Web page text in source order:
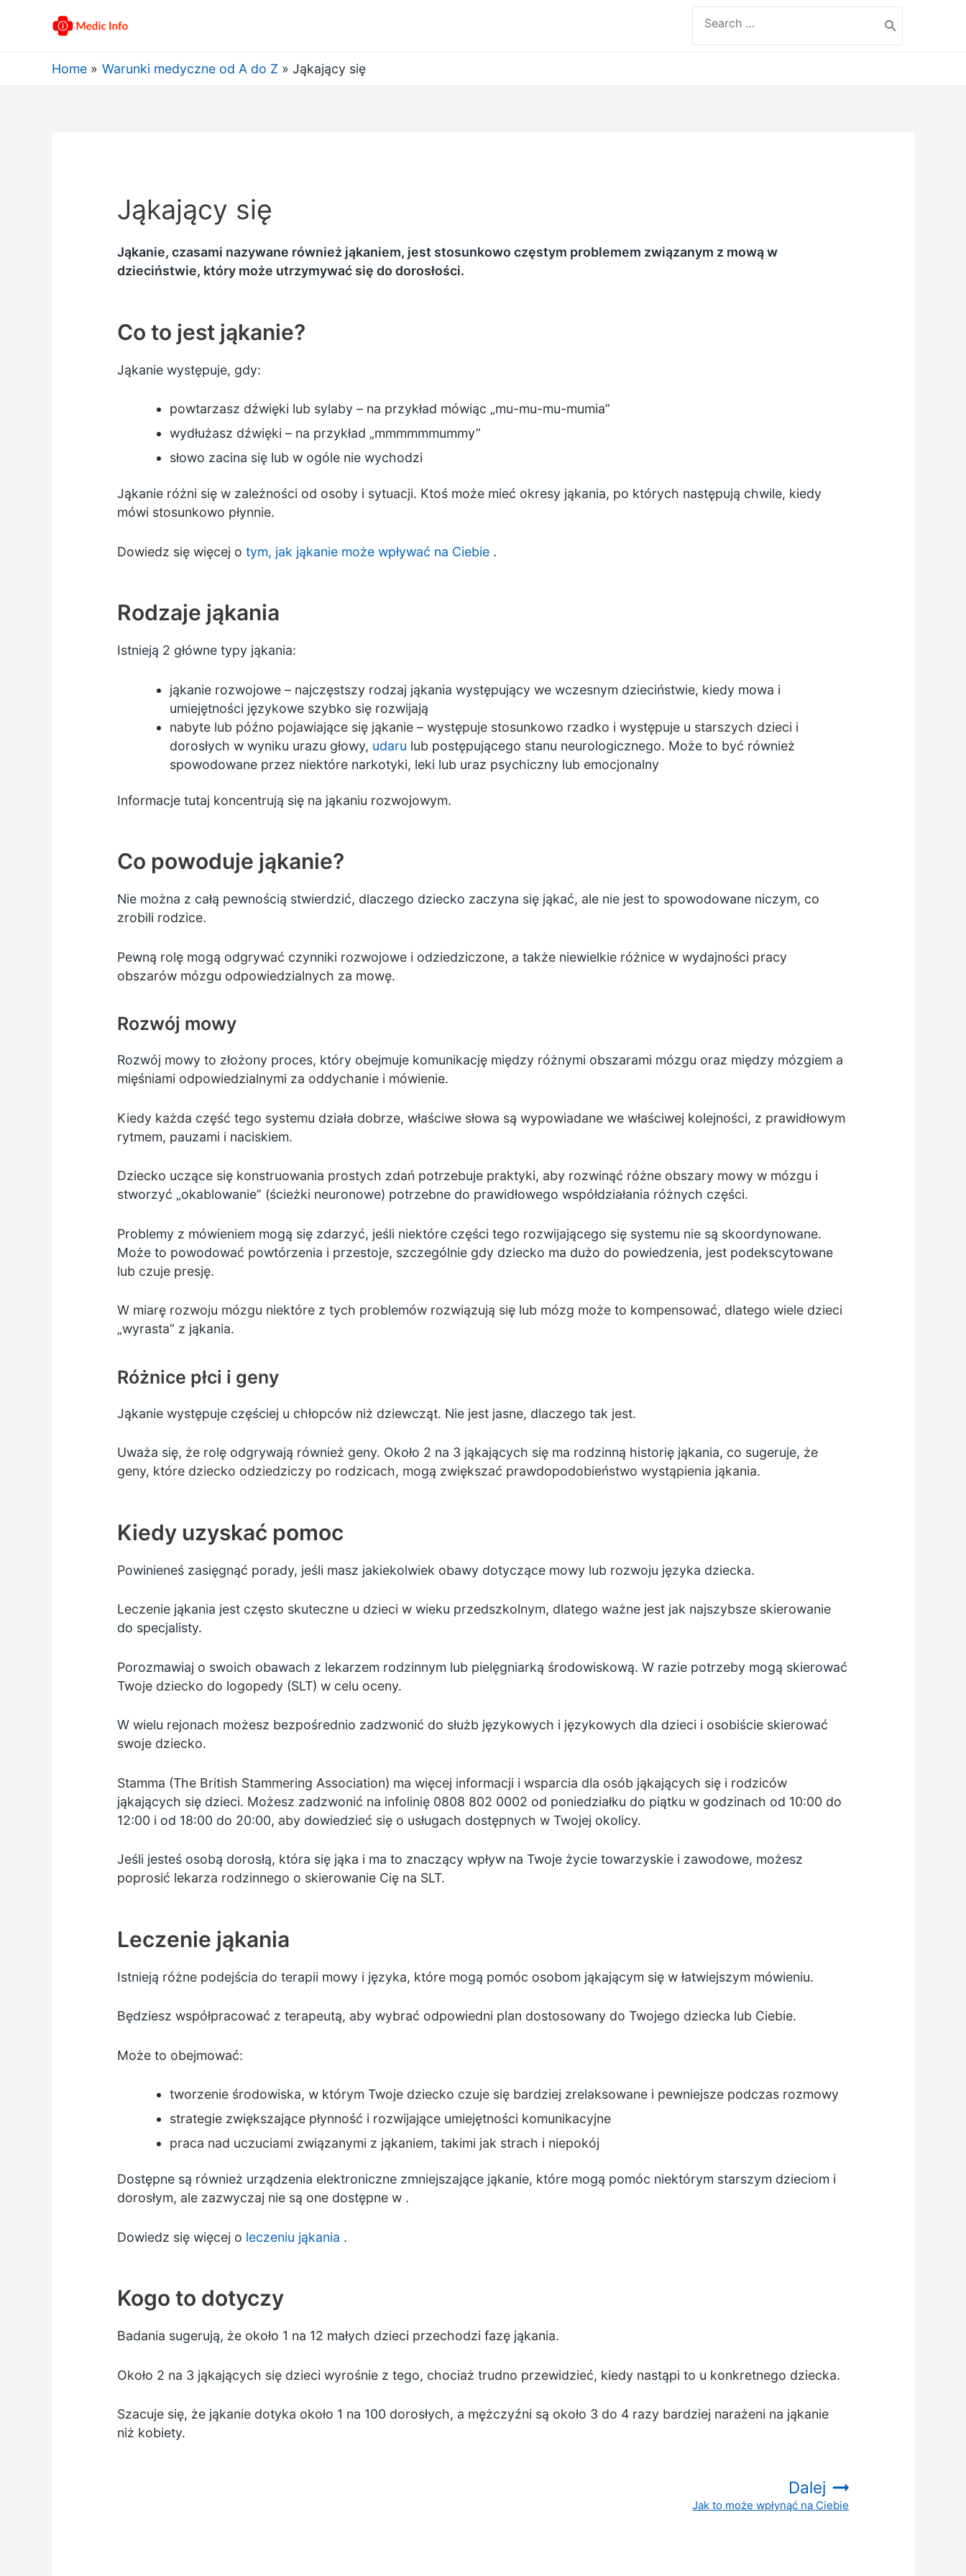
for:
Home Warunki medyczne od A do Z Jąkający się
Jąkający się
Jąkanie, czasami nazywane również jąkaniem, jest stosunkowo częstym problemem związanym z mową w
dzieciństwie, który może utrzymywać się do dorosłości.
Co to jest jąkanie?
Jąkanie występuje, gdy:
powtarzasz dźwięki lub sylaby – na przykład mówiąc „mu-mu-mu-mumia”
wydłużasz dźwięki – na przykład „mmmmmmummy”
słowo zacina się lub w ogóle nie wychodzi
Jąkanie różni się w zależności od osoby i sytuacji. Ktoś może mieć okresy jąkania, po których następują chwile, kiedy
mówi stosunkowo płynnie.
Dowiedz się więcej o tym, jak jąkanie może wpływać na Ciebie.
Rodzaje jąkania
Istnieją 2 główne typy jąkania:
jąkanie rozwojowe – najczęstszy rodzaj jąkania występujący we wczesnym dzieciństwie, kiedy mowa i
umiejętności językowe szybko się rozwijają
nabyte lub późno pojawiające się jąkanie – występuje stosunkowo rzadko i występuje u starszych dzieci i
dorosłych w wyniku urazu głowy, udaru lub postępującego stanu neurologicznego. Może to być również
spowodowane przez niektóre narkotyki, leki lub uraz psychiczny lub emocjonalny
Informacje tutaj koncentrują się na jąkaniu rozwojowym.
Co powoduje jąkanie?
Nie można z całą pewnością stwierdzić, dlaczego dziecko zaczyna się jąkać, ale nie jest to spowodowane niczym, co
zrobili rodzice.
Pewną rolę mogą odgrywać czynniki rozwojowe i odziedziczone, a także niewielkie różnice w wydajności pracy
obszarów mózgu odpowiedzialnych za mowę.
Rozwój mowy
Rozwój mowy to złożony proces, który obejmuje komunikację między różnymi obszarami mózgu oraz między mózgiem a
mięśniami odpowiedzialnymi za oddychanie i mówienie.
Kiedy każda część tego systemu działa dobrze, właściwe słowa są wypowiadane we właściwej kolejności, z prawidłowym
rytmem, pauzami i naciskiem.
Dziecko uczące się konstruowania prostych zdań potrzebuje praktyki, aby rozwinąć różne obszary mowy w mózgu i
stworzyć „okablowanie” (ścieżki neuronowe) potrzebne do prawidłowego współdziałania różnych części.
Problemy z mówieniem mogą się zdarzyć, jeśli niektóre części tego rozwijającego się systemu nie są skoordynowane.
Może to powodować powtórzenia i przestoje, szczególnie gdy dziecko ma dużo do powiedzenia, jest podekscytowane
lub czuje presję.
W miarę rozwoju mózgu niektóre z tych problemów rozwiązują się lub mózg może to kompensować, dlatego wiele dzieci
„wyrasta” z jąkania.
Różnice płci i geny
Jąkanie występuje częściej u chłopców niż dziewcząt. Nie jest jasne, dlaczego tak jest.
Uważa się, że rolę odgrywają również geny. Około 2 na 3 jąkających się ma rodzinną historię jąkania, co sugeruje, że
geny, które dziecko odziedziczy po rodzicach, mogą zwiększać prawdopodobieństwo wystąpienia jąkania.
Kiedy uzyskać pomoc
Powinieneś zasięgnąć porady, jeśli masz jakiekolwiek obawy dotyczące mowy lub rozwoju języka dziecka.
Leczenie jąkania jest często skuteczne u dzieci w wieku przedszkolnym, dlatego ważne jest jak najszybsze skierowanie
do specjalisty.
Porozmawiaj o swoich obawach z lekarzem rodzinnym lub pielęgniarką środowiskową. W razie potrzeby mogą skierować
Twoje dziecko do logopedy (SLT) w celu oceny.
W wielu rejonach możesz bezpośrednio zadzwonić do służb językowych i językowych dla dzieci i osobiście skierować
swoje dziecko.
Stamma (The British Stammering Association) ma więcej informacji i wsparcia dla osób jąkających się i rodziców
jąkających się dzieci. Możesz zadzwonić na infolinię 0808 802 0002 od poniedziałku do piątku w godzinach od 10:00 do
12:00 i od 18:00 do 20:00, aby dowiedzieć się o usługach dostępnych w Twojej okolicy.
Jeśli jesteś osobą dorosłą, która się jąka i ma to znaczący wpływ na Twoje życie towarzyskie i zawodowe, możesz
poprosić lekarza rodzinnego o skierowanie Cię na SLT.
Leczenie jąkania
Istnieją różne podejścia do terapii mowy i języka, które mogą pomóc osobom jąkającym się w łatwiejszym mówieniu.
Będziesz współpracować z terapeutą, aby wybrać odpowiedni plan dostosowany do Twojego dziecka lub Ciebie.
Może to obejmować:
tworzenie środowiska, w którym Twoje dziecko czuje się bardziej zrelaksowane i pewniejsze podczas rozmowy
strategie zwiększające płynność i rozwijające umiejętności komunikacyjne
praca nad uczuciami związanymi z jąkaniem, takimi jak strach i niepokój
Dostępne są również urządzenia elektroniczne zmniejszające jąkanie, które mogą pomóc niektórym starszym dzieciom i
dorosłym, ale zazwyczaj nie są one dostępne w .
Dowiedz się więcej o leczeniu jąkania .
Kogo to dotyczy
Badania sugerują, że około 1 na 12 małych dzieci przechodzi fazę jąkania.
Około 2 na 3 jąkających się dzieci wyrośnie z tego, chociaż trudno przewidzieć, kiedy nastąpi to u konkretnego dziecka.
Szacuje się, że jąkanie dotyka około 1 na 100 dorosłych, a mężczyźni są około 3 do 4 razy bardziej narażeni na jąkanie
niż kobiety.
Dalej
:
Jak to może wpłynąć na Ciebie